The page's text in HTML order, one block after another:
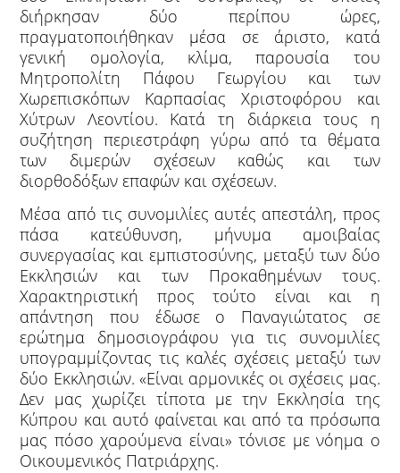
διήρκησαν δύο περίπου ώρες,
πραγματοποιήθηκαν μέσα σε άριστο, κατά
γενική ομολογία, κλίμα, παρουσία του
Μητροπολίτη Πάφου Γεωργίου και των
Χωρεπισκόπων Καρπασίας Χριστοφόρου και
Χύτρων Λεοντίου. Κατά τη διάρκεια τους η
συζήτηση περιεστράφη γύρω από τα θέματα
των διμερών σχέσεων καθώς και των
διορθοδόξων επαφών και σχέσεων.
Μέσα από τις συνομιλίες αυτές απεστάλη, προς
πάσα κατεύθυνση, μήνυμα αμοιβαίας
συνεργασίας και εμπιστοσύνης, μεταξύ των δύο
Εκκλησιών και των Προκαθημένων τους.
Χαρακτηριστική προς τούτο είναι και η
απάντηση που έδωσε ο Παναγιώτατος σε
ερώτημα δημοσιογράφου για τις συνομιλίες
υπογραμμίζοντας τις καλές σχέσεις μεταξύ των
δύο Εκκλησιών. «Είναι αρμονικές οι σχέσεις μας.
Δεν μας χωρίζει τίποτα με την Εκκλησία της
Κύπρου και αυτό φαίνεται και από τα πρόσωπα
μας πόσο χαρούμενα είναι» τόνισε με νόημα ο
Οικουμενικός Πατριάρχης.